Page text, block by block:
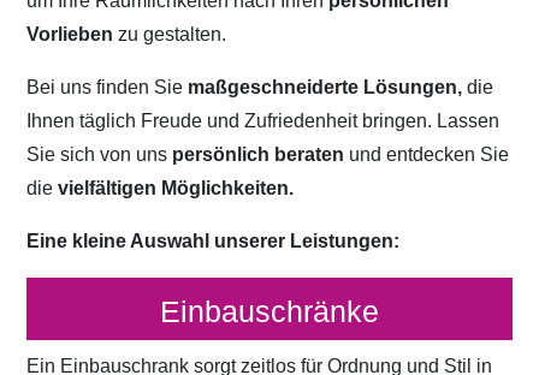
Vorliebenzu gestalten.
Bei uns finden Sie maßgeschneiderte Lösungen, die
Ihnen täglich Freude und Zufriedenheit bringen. Lassen
Sie sich von uns persönlich beraten und entdecken Sie
dievielfältigen Möglichkeiten.
Eine kleine Auswahl unserer Leistungen:
Einbauschränke
Ein Einbauschrank sorgt zeitlos für Ordnung und Stil in